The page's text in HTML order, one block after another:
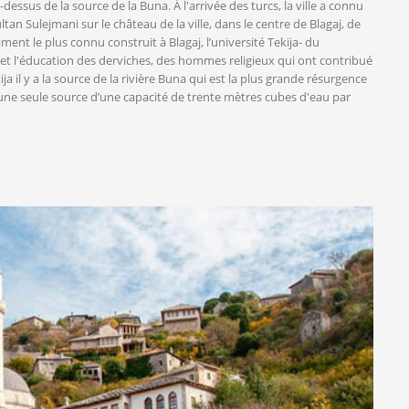
de la source de la Buna. À l'arrivée des turcs, la ville a connu
Sulejmani sur le château de la ville, dans le centre de Blagaj, de
le plus connu construit à Blagaj, l’université Tekija- du
l'éducation des derviches, des hommes religieux qui ont contribué
il y a la source de la rivière Buna qui est la plus grande résurgence
seule source d’une capacité de trente mètres cubes d'eau par